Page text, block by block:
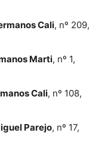
Cali, nº 209,
Marti, nº 1,
Cali, nº 108,
Parejo, nº 17,